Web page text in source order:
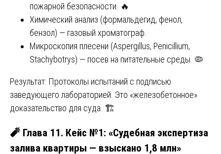
пожарной безопасности. 🔥
Химический анализ (формальдегид, фенол,
бензол) — газовый хроматограф.
Микроскопия плесени (Aspergillus, Penicillium,
Stachybotrys) — посев на питательные среды. 🦠
Результат: Протоколы испытаний с подписью
заведующего лабораторией. Это «железобетонное»
доказательство для суда. 🏗️
🧨 Глава 11. Кейс №1: «Судебная экспертиза
залива квартиры — взыскано 1,8 млн»